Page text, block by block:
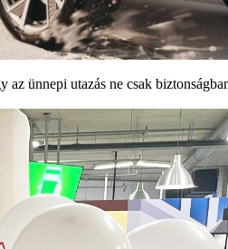
ünnepi utazás ne csak